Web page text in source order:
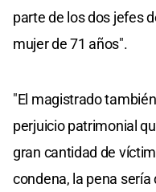
parte de los dos jefes
mujer de 71 años".
"El magistrado
perjuicio patrimonial
gran cantidad de
condena, la pena